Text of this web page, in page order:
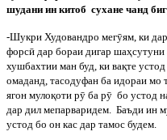
шудани ин китоб сухане чанд биг
-Шукри Худовандро мегӯям, ки
форсӣ дар бораи дигар
хушбахтии ман буд, ки вақте
омаданд, тасодуфан ба идораи мо
ягон мулоқоти рӯ ба рӯ бо устод
дар дил мепарваридем. Баъди ин
устод бо он кас дар тамос будем.